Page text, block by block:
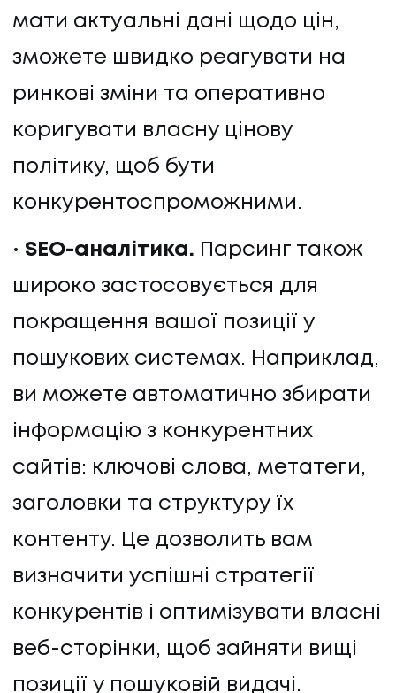
мати актуальні дані щодо цін,
зможете швидко реагувати на
ринкові зміни та оперативно
коригувати власну цінову
політику, щоб бути
конкурентоспроможними.
SEO-аналітика. Парсинг також
широко застосовується для
покращення вашої позиції у
пошукових системах. Наприклад,
ви можете автоматично збирати
інформацію з конкурентних
сайтів: ключові слова, метатеги,
заголовки та структуру їх
контенту. Це дозволить вам
визначити успішні стратегії
конкурентів і оптимізувати власні
веб-сторінки, щоб зайняти вищі
позиції у пошуковій видачі.